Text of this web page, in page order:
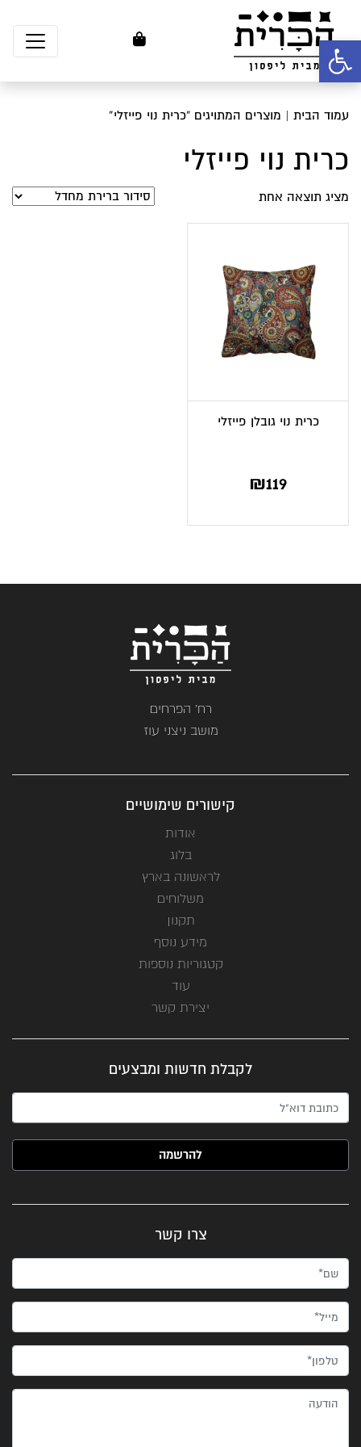
פתח סרגל נגישות
עמוד הבית | מוצרים המתויגים “כרית נוי פייזלי”
כרית נוי פייזלי
מציג תוצאה אחת
כרית נוי גובלן פייזלי
₪119
רח' הפרחים
מושב ניצני עוז
קישורים שימושיים
אודות
בלוג
לראשונה בארץ
משלוחים
תקנון
מידע נוסף
קטגוריות נוספות
עוד
יצירת קשר
לקבלת חדשות ומבצעים
האימייל שלך (חובה)
צרו קשר